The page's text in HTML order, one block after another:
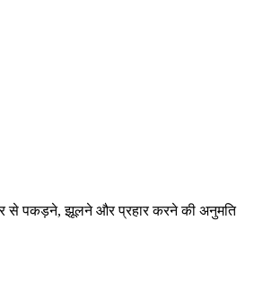
से पकड़ने, झूलने और प्रहार करने की अनुमति